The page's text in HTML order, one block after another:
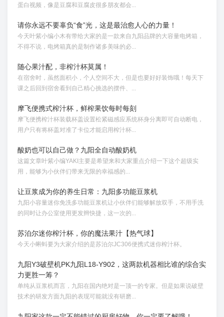
蛋白视频，像是豆腐和豆腐皮很多朋友都会...
请你永远不要辜负“食”光，这是最治愈人心的力量！
今天叶紫小编小木有带给大家的是一款来自九阳品牌的大容量电烤箱，
不得不说，电烤箱真的是制作诸多美味的必...
随心果汁配，非榨汁杯莫属！
在宿舍时，虽然面积小，个人空间不大，但是也要好好装饰哦！每天下
课之后回到宿舍看到自己精心挑选的摆件、...
摩飞便携式榨汁杯，鲜榨果饮每时每刻
摩飞便携榨汁杯装载杯盖设置松紧磁感应系统杯身分离即可自动断电，
用户只有将杯盖对准了卡位才能启用榨汁杯...
酸奶也可以自己做？九阳全自动酸奶机
这篇文章叶紫小编YAKI主要是希望来和大家重点介绍一下这个超级实
用，能够为小伙伴们带来无限的幸福感的...
让豆浆成为你的养生日常：九阳多功能豆浆机
九阳小容量迷你免洗多功能豆浆机让小伙伴们能够解放双手，不用手洗
的同时让办公室使用更发辫快捷，这一次的...
苏泊尔迷你榨汁杯，你的魔法果汁【热气球】
今天小蝌蚪要为大家介绍的是苏泊尔JC306便携式迷你榨汁杯。
九阳Y3破壁机PK九阳L18-Y902，这两款机器相比谁的综合实
力更胜一筹？
单纯从豆浆机而言，九阳在国内绝对是一顶一的专家。但是如果说破壁
技术的研发方面九阳的表现可能就没有研磨...